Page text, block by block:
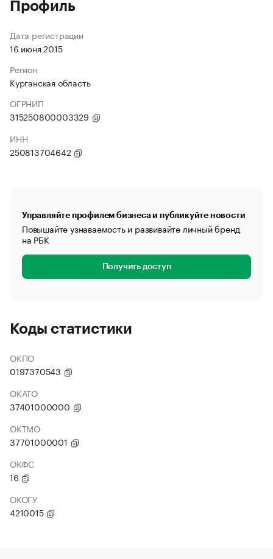
Профиль
Дата регистрации
16 июня 2015
Регион
Курганская область
ОГРНИП
315250800003329
ИНН
250813704642
Управляйте профилем бизнеса и публикуйте новости
Повышайте узнаваемость и развивайте личный бренд
на РБК
Получить доступ
Коды статистики
ОКПО
0197370543
ОКАТО
37401000000
ОКТМО
37701000001
ОКФС
16
ОКОГУ
4210015